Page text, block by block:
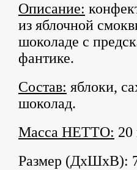
Описание:
из яблочной
шоколаде с
фантике.
Состав: яблоки,
шоколад.
Масса НЕТТО: 20
Размер (ДхШхВ):